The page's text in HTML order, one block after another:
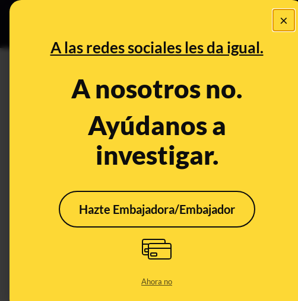
×
A las redes sociales les da igual.
A nosotros no.
Ayúdanos a
investigar.
Hazte Embajadora/Embajador
Ahora no
Bulos
PREBUNKING
Por qué no es recomendable
coche en reserva
Aug 26, 2021, 4:44:00 PM